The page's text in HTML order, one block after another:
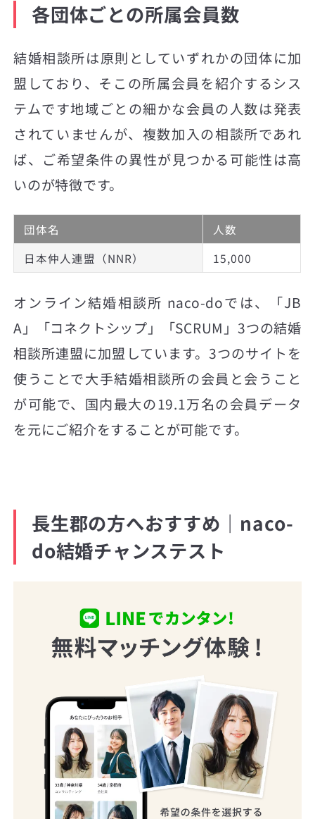
各団体ごとの所属会員数
結婚相談所は原則としていずれかの団体に加
盟しており、そこの所属会員を紹介するシス
テムです地域ごとの細かな会員の人数は発表
されていませんが、複数加入の相談所であれ
ば、ご希望条件の異性が見つかる可能性は高
いのが特徴です。
団体名
人数
日本仲人連盟（NNR）
15,000
オンライン結婚相談所 naco-doでは、「JB
A」「コネクトシップ」「SCRUM」3つの結婚
相談所連盟に加盟しています。3つのサイトを
使うことで大手結婚相談所の会員と会うこと
が可能で、国内最大の19.1万名の会員データ
を元にご紹介をすることが可能です。
長生郡の方へおすすめ｜naco-
do結婚チャンステスト